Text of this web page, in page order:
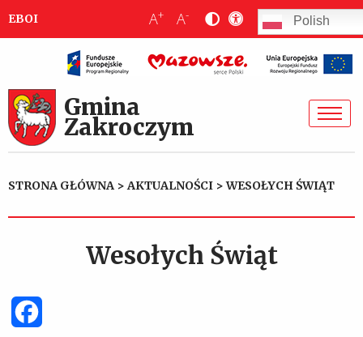
EBOI A+ A- Polish
Gmina
Zakroczym
STRONA GŁÓWNA >AKTUALNOŚCI >WESOŁYCH ŚWIĄT
Wesołych Świąt